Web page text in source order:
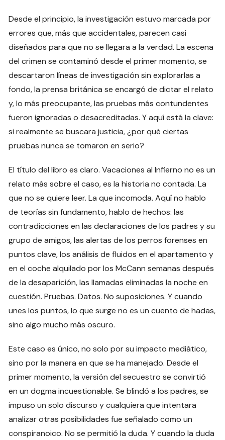
Desde el principio, la investigación estuvo marcada por
errores que, más que accidentales, parecen casi
diseñados para que no se llegara a la verdad. La escena
del crimen se contaminó desde el primer momento, se
descartaron líneas de investigación sin explorarlas a
fondo, la prensa británica se encargó de dictar el relato
y, lo más preocupante, las pruebas más contundentes
fueron ignoradas o desacreditadas. Y aquí está la clave:
si realmente se buscara justicia, ¿por qué ciertas
pruebas nunca se tomaron en serio?
El título del libro es claro. Vacaciones al Infierno no es un
relato más sobre el caso, es la historia no contada. La
que no se quiere leer. La que incomoda. Aquí no hablo
de teorías sin fundamento, hablo de hechos: las
contradicciones en las declaraciones de los padres y su
grupo de amigos, las alertas de los perros forenses en
puntos clave, los análisis de fluidos en el apartamento y
en el coche alquilado por los McCann semanas después
de la desaparición, las llamadas eliminadas la noche en
cuestión. Pruebas. Datos. No suposiciones. Y cuando
unes los puntos, lo que surge no es un cuento de hadas,
sino algo mucho más oscuro.
Este caso es único, no solo por su impacto mediático,
sino por la manera en que se ha manejado. Desde el
primer momento, la versión del secuestro se convirtió
en un dogma incuestionable. Se blindó a los padres, se
impuso un solo discurso y cualquiera que intentara
analizar otras posibilidades fue señalado como un
conspiranoico. No se permitió la duda. Y cuando la duda